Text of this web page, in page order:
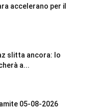
accelerano per il
slitta ancora: lo
a...
05-08-2026